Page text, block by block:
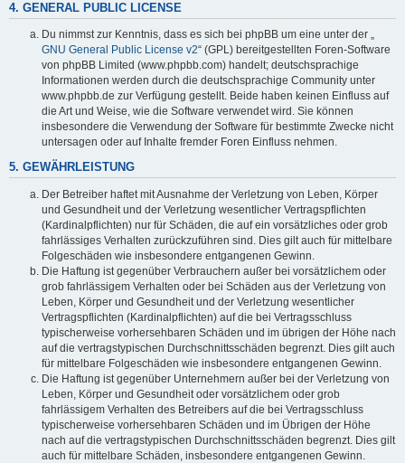
4. GENERAL PUBLIC LICENSE
Du nimmst zur Kenntnis, dass es sich bei phpBB um eine unter der „
GNU General Public License v2“ (GPL) bereitgestellten Foren-Software
von phpBB Limited (www.phpbb.com) handelt; deutschsprachige
Informationen werden durch die deutschsprachige Community unter
www.phpbb.de zur Verfügung gestellt. Beide haben keinen Einfluss auf
die Art und Weise, wie die Software verwendet wird. Sie können
insbesondere die Verwendung der Software für bestimmte Zwecke nicht
untersagen oder auf Inhalte fremder Foren Einfluss nehmen.
5. GEWÄHRLEISTUNG
Der Betreiber haftet mit Ausnahme der Verletzung von Leben, Körper
und Gesundheit und der Verletzung wesentlicher Vertragspflichten
(Kardinalpflichten) nur für Schäden, die auf ein vorsätzliches oder grob
fahrlässiges Verhalten zurückzuführen sind. Dies gilt auch für mittelbare
Folgeschäden wie insbesondere entgangenen Gewinn.
Die Haftung ist gegenüber Verbrauchern außer bei vorsätzlichem oder
grob fahrlässigem Verhalten oder bei Schäden aus der Verletzung von
Leben, Körper und Gesundheit und der Verletzung wesentlicher
Vertragspflichten (Kardinalpflichten) auf die bei Vertragsschluss
typischerweise vorhersehbaren Schäden und im übrigen der Höhe nach
auf die vertragstypischen Durchschnittsschäden begrenzt. Dies gilt auch
für mittelbare Folgeschäden wie insbesondere entgangenen Gewinn.
Die Haftung ist gegenüber Unternehmern außer bei der Verletzung von
Leben, Körper und Gesundheit oder vorsätzlichem oder grob
fahrlässigem Verhalten des Betreibers auf die bei Vertragsschluss
typischerweise vorhersehbaren Schäden und im Übrigen der Höhe
nach auf die vertragstypischen Durchschnittsschäden begrenzt. Dies gilt
auch für mittelbare Schäden, insbesondere entgangenen Gewinn.